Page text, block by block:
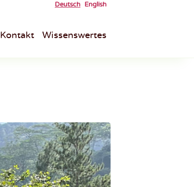
Deutsch English
Kontakt Wissenswertes